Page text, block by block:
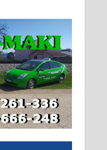
Рудник
20
Услови:
пожељно
на истим и
али не и
Обезбеђен
исхрана.
22